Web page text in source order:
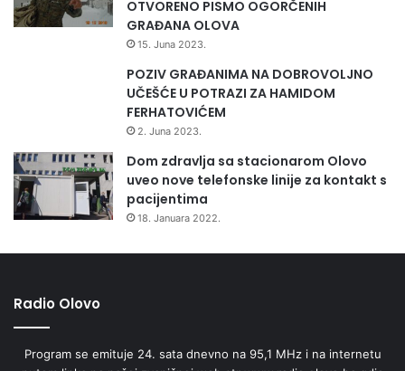
OTVORENO PISMO OGORČENIH
GRAĐANA OLOVA
15. Juna 2023.
POZIV GRAĐANIMA NA DOBROVOLJNO
UČEŠĆE U POTRAZI ZA HAMIDOM
FERHATOVIĆEM
2. Juna 2023.
Dom zdravlja sa stacionarom Olovo
uveo nove telefonske linije za kontakt s
pacijentima
18. Januara 2022.
Radio Olovo
Program se emituje 24. sata dnevno na 95,1 MHz i na internetu